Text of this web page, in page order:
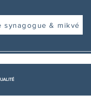
synagogue & mikvé